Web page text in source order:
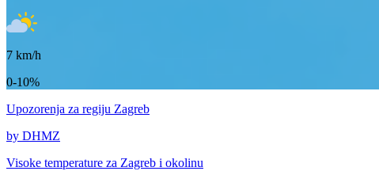
7 km/h
0-10%
Upozorenja za regiju Zagreb
by DHMZ
Visoke temperature za Zagreb i okolinu